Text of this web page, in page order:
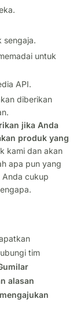
sengaja.
untuk
API.
diberikan
jika Anda
produk yang
kami dan akan
apa pun yang
Anda cukup
tim
alasan